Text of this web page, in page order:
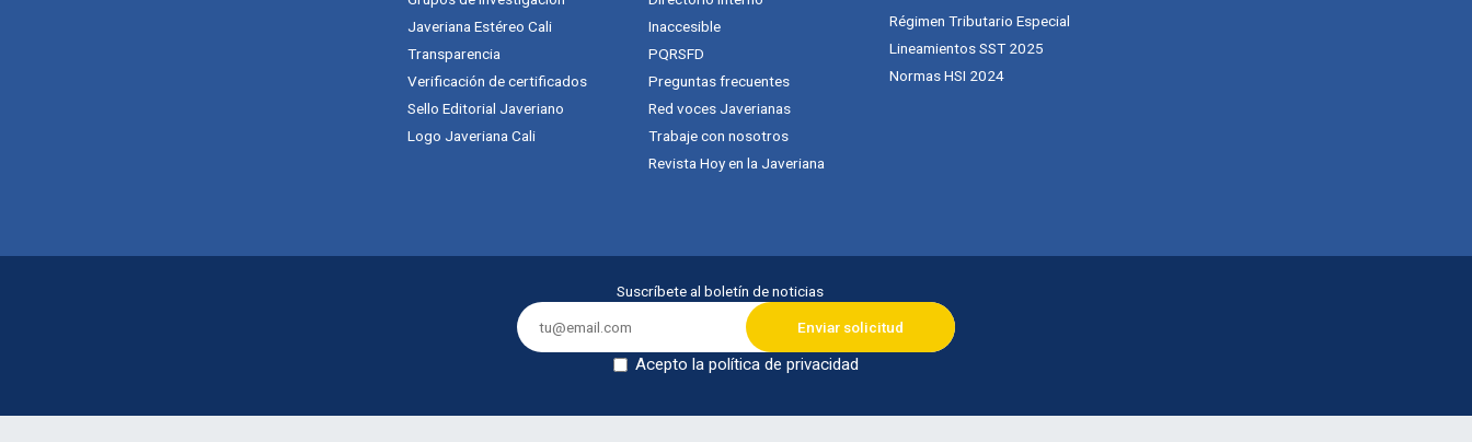
Javeriana Estéreo Cali
Transparencia
Verificación de certificados
Sello Editorial Javeriano
Logo Javeriana Cali
Inaccesible
PQRSFD
Preguntas frecuentes
Red voces Javerianas
Trabaje con nosotros
Revista Hoy en la Javeriana
Régimen Tributario Especial
Lineamientos SST 2025
Normas HSI 2024
Suscríbete al boletín de noticias
Acepto la política de privacidad